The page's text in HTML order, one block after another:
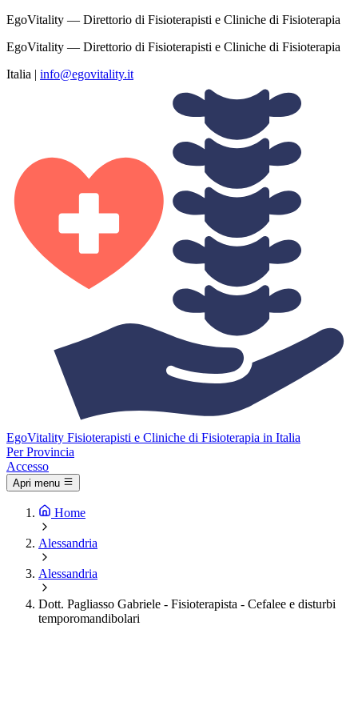
EgoVitality — Direttorio di Fisioterapisti e Cliniche di Fisioterapia
EgoVitality — Direttorio di Fisioterapisti e Cliniche di Fisioterapia
Italia | info@egovitality.it
EgoVitality Fisioterapisti e Cliniche di Fisioterapia in Italia
Per Provincia
Accesso
Apri menu
Home
Alessandria
Alessandria
Dott. Pagliasso Gabriele - Fisioterapista - Cefalee e disturbi
temporomandibolari